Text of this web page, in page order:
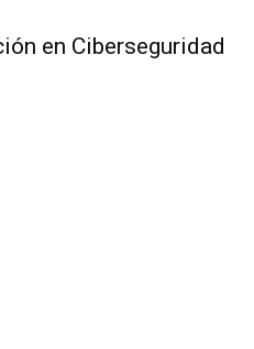
en Ciberseguridad